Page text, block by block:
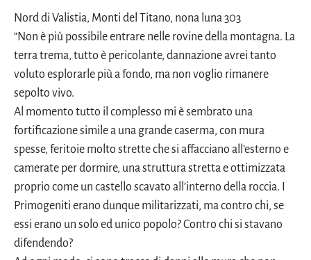
Nord di Valistia, Monti del Titano, nona luna 303
“Non è più possibile entrare nelle rovine della montagna. La
terra trema, tutto è pericolante, dannazione avrei tanto
voluto esplorarle più a fondo, ma non voglio rimanere
sepolto vivo.
Al momento tutto il complesso mi è sembrato una
fortificazione simile a una grande caserma, con mura
spesse, feritoie molto strette che si affacciano all’esterno e
camerate per dormire, una struttura stretta e ottimizzata
proprio come un castello scavato all’interno della roccia. I
Primogeniti erano dunque militarizzati, ma contro chi, se
essi erano un solo ed unico popolo? Contro chi si stavano
difendendo?